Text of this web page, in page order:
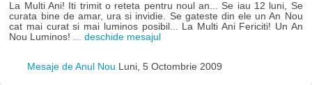
La Multi Ani! Iti trimit o reteta pentru noul an... Se iau 12 luni, Se
curata bine de amar, ura si invidie. Se gateste din ele un An Nou
cat mai curat si mai luminos posibil... La Multi Ani Fericiti! Un An
Nou Luminos! ... deschide mesajul
Mesaje de Anul Nou Luni, 5 Octombrie 2009